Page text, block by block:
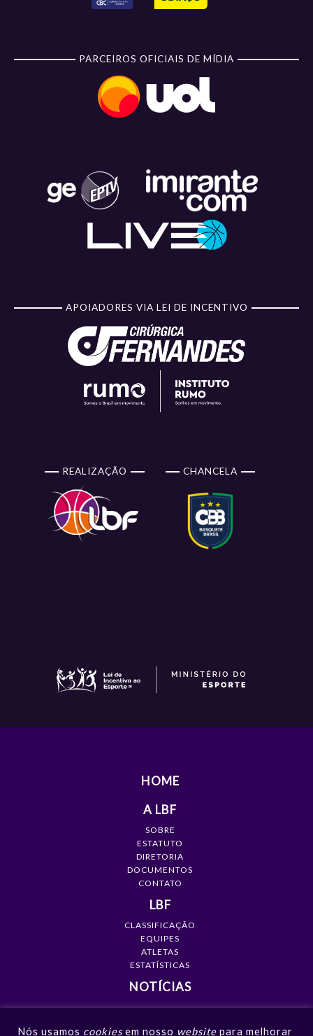
PARCEIROS OFICIAIS DE MÍDIA
APOIADORES VIA LEI DE INCENTIVO
REALIZAÇÃO CHANCELA
HOME
A LBF
SOBRE
ESTATUTO
DIRETORIA
DOCUMENTOS
CONTATO
LBF
CLASSIFICAÇÃO
EQUIPES
ATLETAS
ESTATÍSTICAS
NOTÍCIAS
Nós usamos cookies em nosso website para melhorar